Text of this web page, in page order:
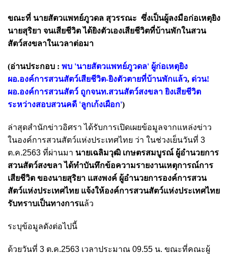
ขณะที่ นายสัตวแพทย์ภูวดล สุวรรณะ ซึ่งเป็นผู้ลงมือก่อเหตุยิง
นายสุริยา จนเสียชีวิต ได้ยิงตัวเองเสียชีวิตที่บ้านพักในสวน
สัตว์สงขลาในเวลาต่อมา
(อ่านประกอบ : พบ 'นายสัตวแพทย์ภูวดล' ผู้ก่อเหตุยิง
ผอ.องค์การสวนสัตว์เสียชีวิต-ยิงตัวตายที่บ้านพักแล้ว, ด่วน!
ผอ.องค์การสวนสัตว์ ถูกจนท.สวนสัตว์สงขลา ยิงเสียชีวิต
ระหว่างสอบสวนคดี 'ลูกเก้งเผือก')
ล่าสุดสำนักข่าวอิศรา ได้รับการเปิดเผยข้อมูลจากแหล่งข่าว
ในองค์การสวนสัตว์แห่งประเทศไทย ว่า ในช่วงเย็นวันที่ 3
ต.ค.2563 ที่ผ่านมา นายเฉลิมวุฒิ เกษตรสมบูรณ์ ผู้อำนวยการ
สวนสัตว์สงขลา ได้ทำบันทึกข้อความรายงานเหตุการณ์การ
เสียชีวิต ของนายสุริยา แสงพงค์ ผู้อำนวยการองค์การสวน
สัตว์แห่งประเทศไทย แจ้งให้องค์การสวนสัตว์แห่งประเทศไทย
รับทราบเป็นทางการแล้ว
ระบุข้อมูลดังต่อไปนี้
ด้วยวันที่ 3 ต.ค.2563 เวลาประมาณ 09.55 น. ขณะที่คณะผู้